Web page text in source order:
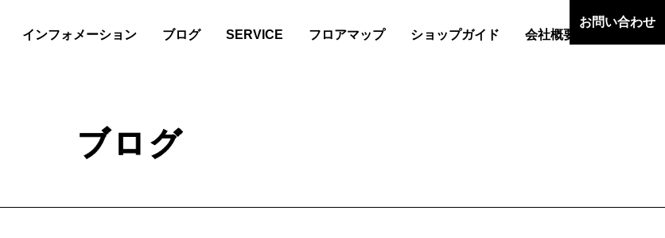
インフォメーション ブログ SERVICE フロアマップ ショップガイド 会社概要
お問い合わせ
ブログ